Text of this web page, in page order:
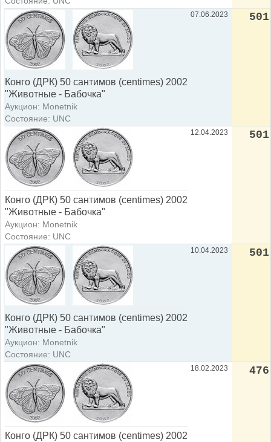
Конго (ДРК) 50 сантимов (centimes) 2002
"Животные - Бабочка"
Аукцион: Monetnik
Состояние: UNC
07.06.2023 501
Конго (ДРК) 50 сантимов (centimes) 2002
"Животные - Бабочка"
Аукцион: Monetnik
Состояние: UNC
12.04.2023 501
Конго (ДРК) 50 сантимов (centimes) 2002
"Животные - Бабочка"
Аукцион: Monetnik
Состояние: UNC
10.04.2023 501
Конго (ДРК) 50 сантимов (centimes) 2002
18.02.2023 476